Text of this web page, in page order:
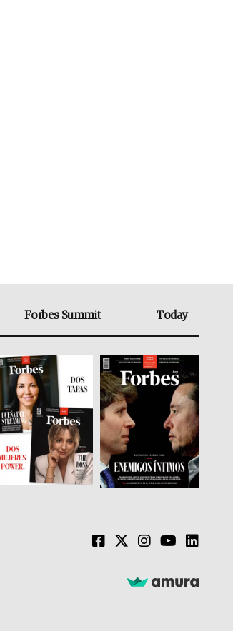
Forbes Summit Today